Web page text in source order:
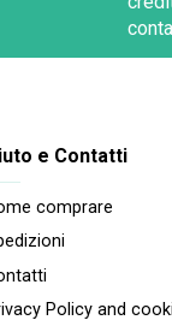
e Contatti
comprare
Policy and